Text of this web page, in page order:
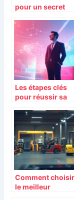
pour un secret
collègues
Les étapes clés
pour réussir sa
master en IA
Comment choisir
le meilleur